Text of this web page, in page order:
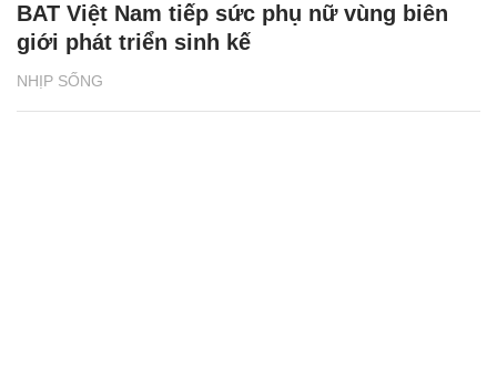
NHỊP SỐNG
BAT Việt Nam tiếp sức phụ nữ vùng biên
giới phát triển sinh kế